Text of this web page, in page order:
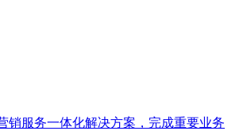
销服务一体化解决方案，完成重要业务